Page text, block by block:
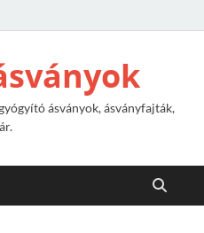
ásványok, ásványfajták,